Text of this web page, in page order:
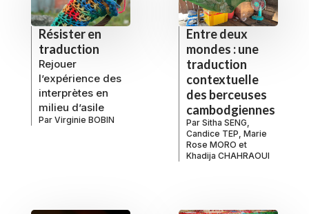
Résister en
traduction
Rejouer
l’expérience des
interprètes en
milieu d’asile
Par Virginie BOBIN
Entre deux
mondes : une
traduction
contextuelle
des berceuses
cambodgiennes
Par Sitha SENG
Candice TEP Marie
Rose MORO et
Khadija CHAHRAOUI